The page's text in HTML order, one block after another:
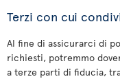
Terzi con cui
Al fine di assicurarci di
richiesti, potremmo
a terze parti di fiducia,